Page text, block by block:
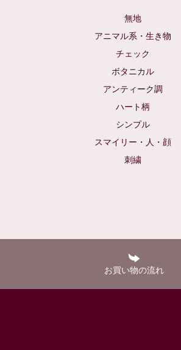
無地
アニマル系・生き物
チェック
ボタニカル
アンティーク調
ハート柄
シンプル
スマイリー・人・顔
刺繍
お買い物の流れ